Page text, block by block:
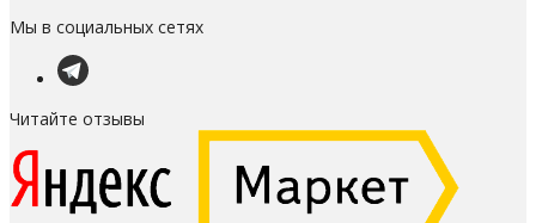
Мы в социальных сетях
Читайте отзывы